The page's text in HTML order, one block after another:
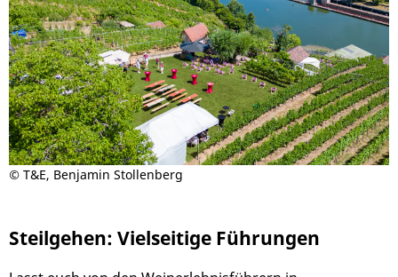
© T&E, Benjamin Stollenberg
Steilgehen: Vielseitige Führungen